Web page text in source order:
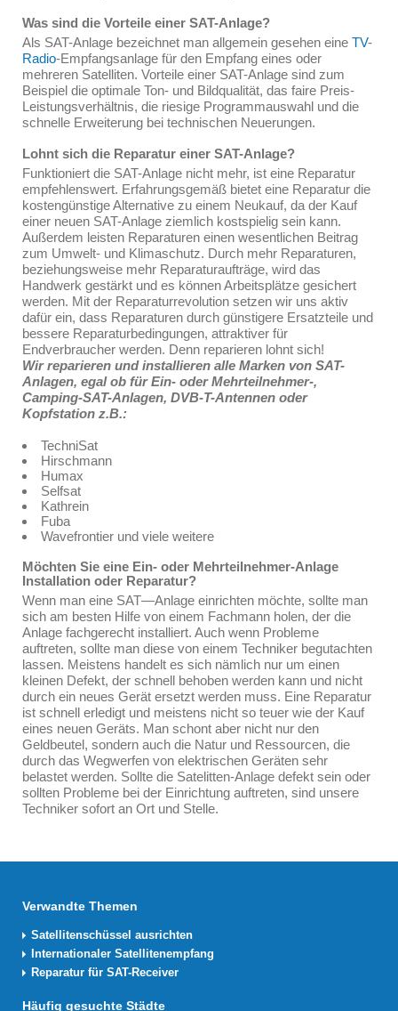
Was sind die Vorteile einer SAT-Anlage?
Als SAT-Anlage bezeichnet man allgemein gesehen eine TV-
Radio-Empfangsanlage für den Empfang eines oder
mehreren Satelliten. Vorteile einer SAT-Anlage sind zum
Beispiel die optimale Ton- und Bildqualität, das faire Preis-
Leistungsverhältnis, die riesige Programmauswahl und die
schnelle Erweiterung bei technischen Neuerungen.
Lohnt sich die Reparatur einer SAT-Anlage?
Funktioniert die SAT-Anlage nicht mehr, ist eine Reparatur
empfehlenswert. Erfahrungsgemäß bietet eine Reparatur die
kostengünstige Alternative zu einem Neukauf, da der Kauf
einer neuen SAT-Anlage ziemlich kostspielig sein kann.
Außerdem leisten Reparaturen einen wesentlichen Beitrag
zum Umwelt- und Klimaschutz. Durch mehr Reparaturen,
beziehungsweise mehr Reparaturaufträge, wird das
Handwerk gestärkt und es können Arbeitsplätze gesichert
werden. Mit der Reparaturrevolution setzen wir uns aktiv
dafür ein, dass Reparaturen durch günstigere Ersatzteile und
bessere Reparaturbedingungen, attraktiver für
Endverbraucher werden. Denn reparieren lohnt sich!
Wir reparieren und installieren alle Marken von SAT-
Anlagen, egal ob für Ein- oder Mehrteilnehmer-,
Camping-SAT-Anlagen, DVB-T-Antennen oder
Kopfstation z.B.:
TechniSat
Hirschmann
Humax
Selfsat
Kathrein
Fuba
Wavefrontier und viele weitere
Möchten Sie eine Ein- oder Mehrteilnehmer-Anlage
Installation oder Reparatur?
Wenn man eine SAT—Anlage einrichten möchte, sollte man
sich am besten Hilfe von einem Fachmann holen, der die
Anlage fachgerecht installiert. Auch wenn Probleme
auftreten, sollte man diese von einem Techniker begutachten
lassen. Meistens handelt es sich nämlich nur um einen
kleinen Defekt, der schnell behoben werden kann und nicht
durch ein neues Gerät ersetzt werden muss. Eine Reparatur
ist schnell erledigt und meistens nicht so teuer wie der Kauf
eines neuen Geräts. Man schont aber nicht nur den
Geldbeutel, sondern auch die Natur und Ressourcen, die
durch das Wegwerfen von elektrischen Geräten sehr
belastet werden. Sollte die Satelitten-Anlage defekt sein oder
sollten Probleme bei der Einrichtung auftreten, sind unsere
Techniker sofort an Ort und Stelle.
Verwandte Themen
Satellitenschüssel ausrichten
Internationaler Satellitenempfang
Reparatur für SAT-Receiver
Häufig gesuchte Städte